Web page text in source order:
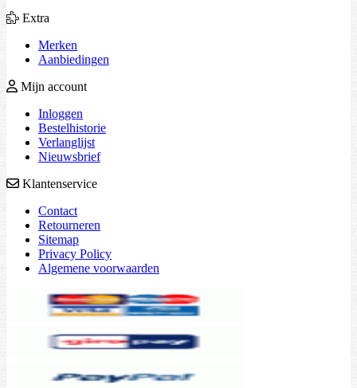
Extra
Merken
Aanbiedingen
Mijn account
Inloggen
Bestelhistorie
Verlanglijst
Nieuwsbrief
Klantenservice
Contact
Retourneren
Sitemap
Privacy Policy
Algemene voorwaarden